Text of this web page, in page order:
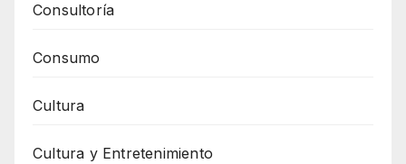
Consultoría
Consumo
Cultura
Cultura y Entretenimiento